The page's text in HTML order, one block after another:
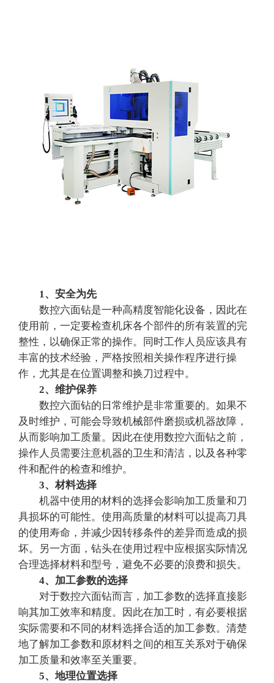
1、安全为先
数控六面钻是一种高精度智能化设备，因此在
使用前，一定要检查机床各个部件的所有装置的完
整性，以确保正常的操作。同时工作人员应该具有
丰富的技术经验，严格按照相关操作程序进行操
作，尤其是在位置调整和换刀过程中。
2、维护保养
数控六面钻的日常维护是非常重要的。如果不
及时维护，可能会导致机械部件磨损或机器故障，
从而影响加工质量。因此在使用数控六面钻之前，
操作人员需要注意机器的卫生和清洁，以及各种零
件和配件的检查和维护。
3、材料选择
机器中使用的材料的选择会影响加工质量和刀
具损坏的可能性。使用高质量的材料可以提高刀具
的使用寿命，并减少因转移条件的差异而造成的损
坏。另一方面，钻头在使用过程中应根据实际情况
合理选择材料和型号，避免不必要的浪费和损失。
4、加工参数的选择
对于数控六面钻而言，加工参数的选择直接影
响其加工效率和精度。因此在加工时，有必要根据
实际需要和不同的材料选择合适的加工参数。清楚
地了解加工参数和原材料之间的相互关系对于确保
加工质量和效率至关重要。
5、地理位置选择